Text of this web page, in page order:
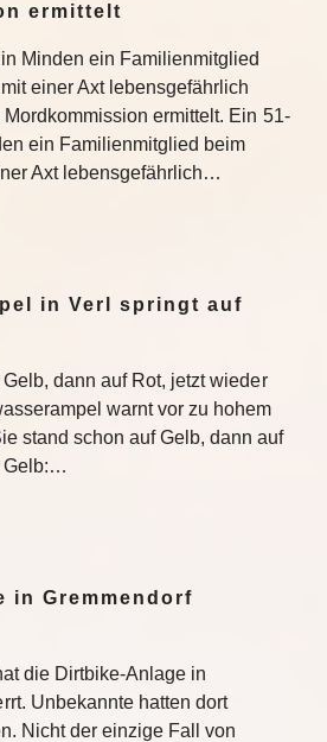
ermittelt
Minden ein Familienmitglied
einer Axt lebensgefährlich
ermittelt. Ein 51-
ein Familienmitglied beim
Axt lebensgefährlich…
in Verl springt auf
dann auf Rot, jetzt wieder
warnt vor zu hohem
stand schon auf Gelb, dann auf
Gelb:…
in Gremmendorf
die Dirtbike-Anlage in
Unbekannte hatten dort
Nicht der einzige Fall von